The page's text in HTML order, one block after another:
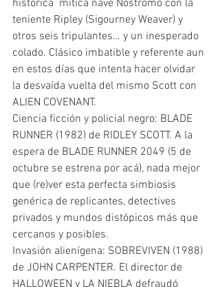
histórica  mítica nave Nostromo con la
teniente Ripley (Sigourney Weaver) y
otros seis tripulantes… y un inesperado
colado. Clásico imbatible y referente aun
en estos días que intenta hacer olvidar
la desvaída vuelta del mismo Scott con
ALIEN COVENANT.
Ciencia ficción y policial negro: BLADE
RUNNER (1982) de RIDLEY SCOTT. A la
espera de BLADE RUNNER 2049 (5 de
octubre se estrena por acá), nada mejor
que (re)ver esta perfecta simbiosis
genérica de replicantes, detectives
privados y mundos distópicos más que
cercanos y posibles.
Invasión alienígena: SOBREVIVEN (1988)
de JOHN CARPENTER. El director de